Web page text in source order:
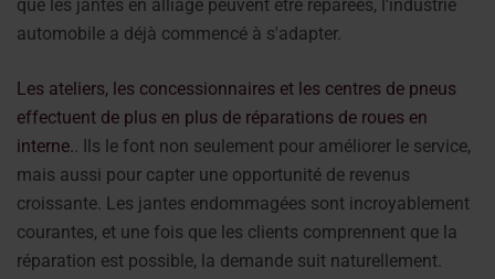
que les jantes en alliage peuvent être réparées, l'industrie
automobile a déjà commencé à s'adapter.
Les ateliers, les concessionnaires et les centres de pneus
effectuent de plus en plus de réparations de roues en
interne.. Ils le font non seulement pour améliorer le service,
mais aussi pour capter une opportunité de revenus
croissante. Les jantes endommagées sont incroyablement
courantes, et une fois que les clients comprennent que la
réparation est possible, la demande suit naturellement.